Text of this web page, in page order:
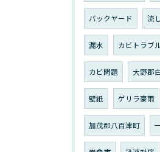
バックヤード 流
漏水 カビトラブ
カビ問題 大野郡
壁紙 ゲリラ豪雨
加茂郡八百津町